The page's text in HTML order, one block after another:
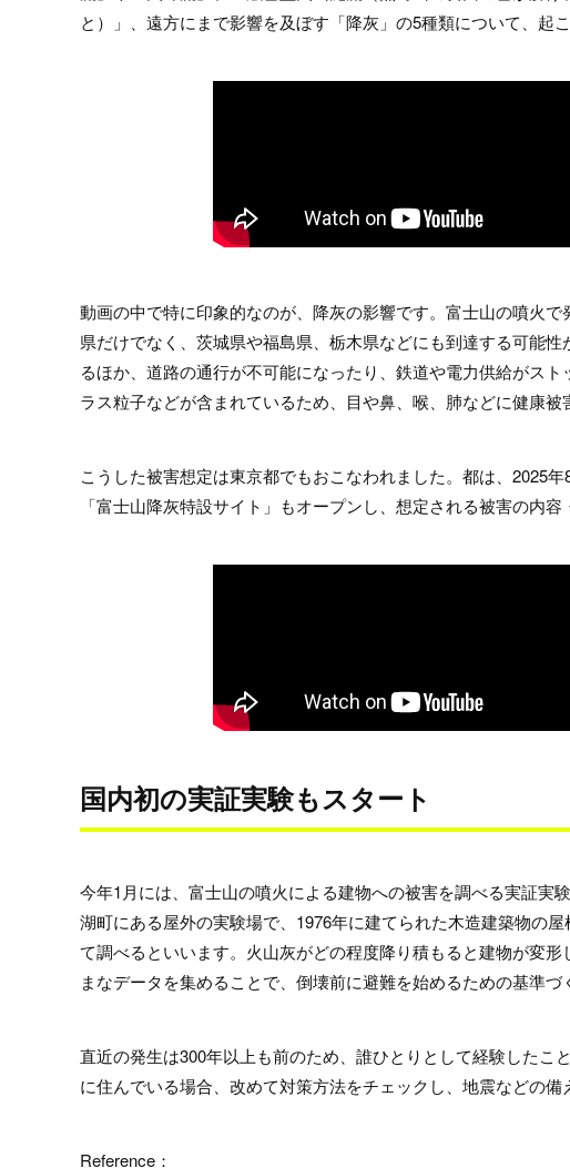
と）」、遠方にまで影響を及ぼす「降灰」の5種類について、起
動画の中で特に印象的なのが、降灰の影響です。富士山の噴火
県だけでなく、茨城県や福島県、栃木県などにも到達する可能
るほか、道路の通行が不可能になったり、鉄道や電力供給がス
ラス粒子などが含まれているため、目や鼻、喉、肺などに健康被
こうした被害想定は東京都でもおこなわれました。都は、2025
「富士山降灰特設サイト」もオープンし、想定される被害の内
国内初の実証実験もスタート
今年1月には、富士山の噴火による建物への被害を調べる実証実
湖町にある屋外の実験場で、1976年に建てられた木造建築物の
て調べるといいます。火山灰がどの程度降り積もると建物が変
まなデータを集めることで、倒壊前に避難を始めるための基準づ
直近の発生は300年以上も前のため、誰ひとりとして経験した
に住んでいる場合、改めて対策方法をチェックし、地震などの備
Reference：